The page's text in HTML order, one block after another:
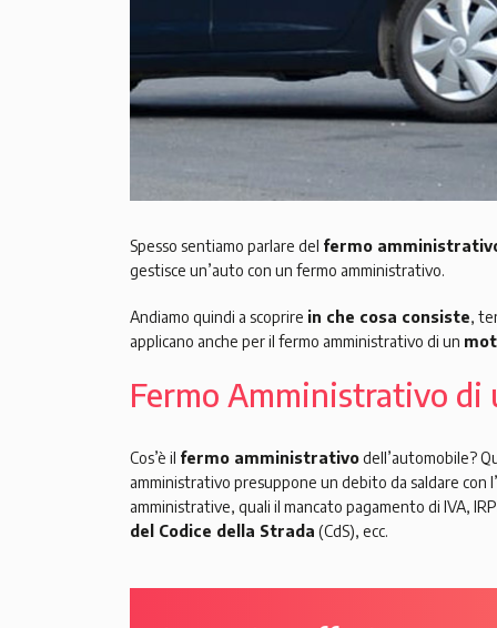
Spesso sentiamo parlare del fermo
gestisce un’auto con un fermo amministrativo.
Andiamo quindi a scoprire in che cosa consiste,
applicano anche per il fermo amministrativo di un
Fermo Amministrativo di
Cos’è il fermo amministrativodell’automobile?
amministrativo presuppone un debito da saldare con l’
amministrative, quali il mancato pagamento di IVA,
del Codice della Strada (CdS), ecc.